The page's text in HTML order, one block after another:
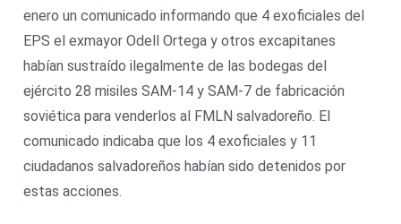
enero un comunicado informando que 4 exoficiales del
EPS el exmayor Odell Ortega y otros excapitanes
habían sustraído ilegalmente de las bodegas del
ejército 28 misiles SAM-14 y SAM-7 de fabricación
soviética para venderlos al FMLN salvadoreño. El
comunicado indicaba que los 4 exoficiales y 11
ciudadanos salvadoreños habían sido detenidos por
estas acciones.